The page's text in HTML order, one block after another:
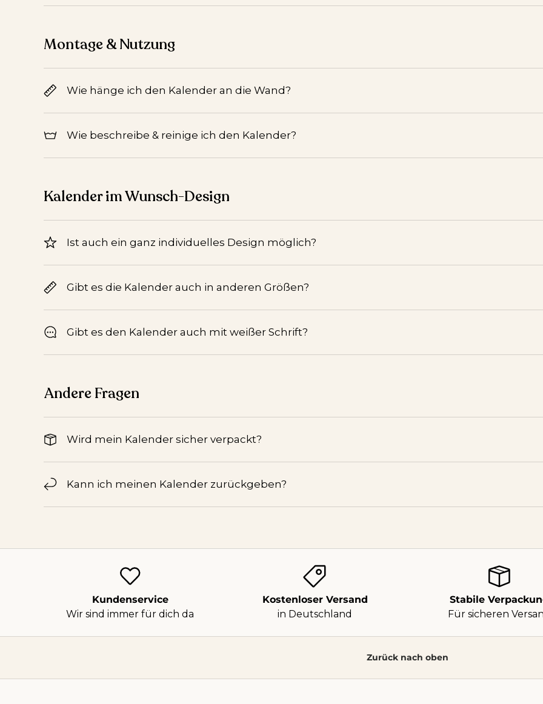
Montage & Nutzung
Wie hänge ich den Kalender an die Wand?
Wie beschreibe & reinige ich den Kalender?
Kalender im Wunsch-Design
Ist auch ein ganz individuelles Design möglich?
Gibt es die Kalender auch in anderen Größen?
Gibt es den Kalender auch mit weißer Schrift?
Andere Fragen
Wird mein Kalender sicher verpackt?
Kann ich meinen Kalender zurückgeben?
Kundenservice
Wir sind immer für dich da
Kostenloser Versand
in Deutschland
Stabile
Für sicheren
Zurück nach oben